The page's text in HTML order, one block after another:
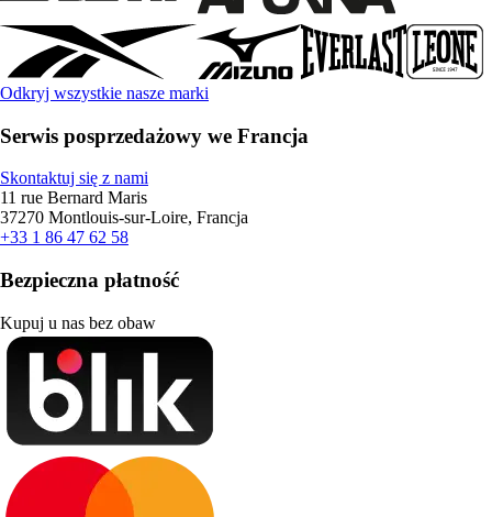
Odkryj wszystkie nasze marki
Serwis posprzedażowy we Francja
Skontaktuj się z nami
11 rue Bernard Maris
37270 Montlouis-sur-Loire, Francja
+33 1 86 47 62 58
Bezpieczna płatność
Kupuj u nas bez obaw